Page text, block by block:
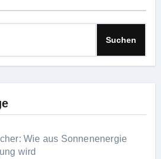
Suchen
Wie aus Sonnenenergie
wird